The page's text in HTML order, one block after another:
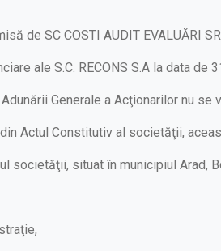
de SC COSTI AUDIT EVALUĂRI
ale S.C. RECONS S.A la data de
Generale a Acţionarilor nu se
Actul Constitutiv al societăţii,
societăţii, situat în municipiul Arad,